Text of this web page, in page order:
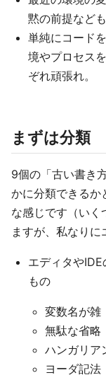
黙の前提など
単純にコード
境やプロセス
ぞれ頑張れ。
まずは分類
9個の「古い書き
かに分類できるか
な感じです（いく
ますが、私なりに
エディタや
もの
変数名が雑
無駄な省略
ハンガリア
ヨーダ記法